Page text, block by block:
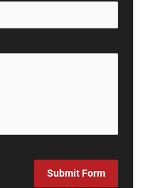
Submit Form